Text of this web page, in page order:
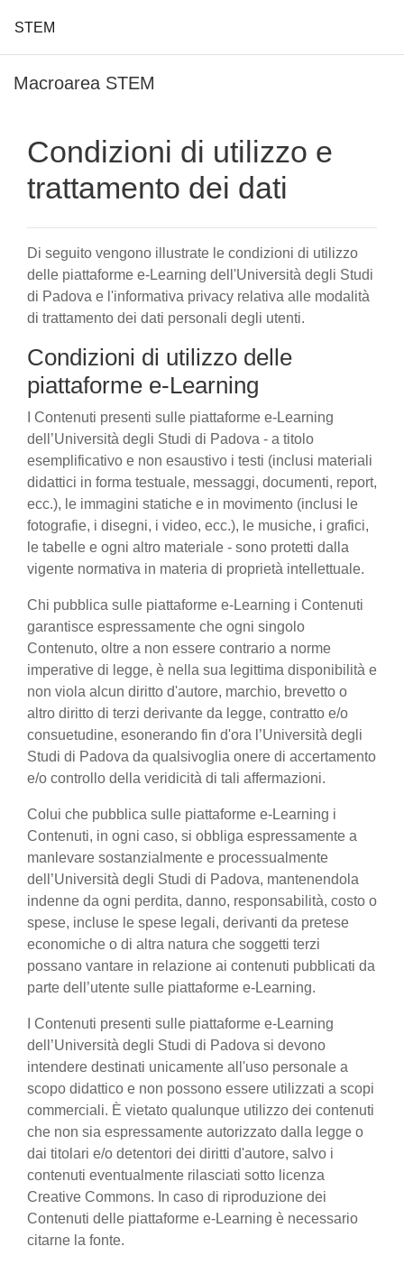
STEM
Macroarea STEM
Condizioni di utilizzo e
trattamento dei dati
Di seguito vengono illustrate le condizioni di utilizzo
delle piattaforme e-Learning dell'Università degli Studi
di Padova e l'informativa privacy relativa alle modalità
di trattamento dei dati personali degli utenti.
Condizioni di utilizzo delle
piattaforme e-Learning
I Contenuti presenti sulle piattaforme e-Learning
dell’Università degli Studi di Padova - a titolo
esemplificativo e non esaustivo i testi (inclusi materiali
didattici in forma testuale, messaggi, documenti, report,
ecc.), le immagini statiche e in movimento (inclusi le
fotografie, i disegni, i video, ecc.), le musiche, i grafici,
le tabelle e ogni altro materiale - sono protetti dalla
vigente normativa in materia di proprietà intellettuale.
Chi pubblica sulle piattaforme e-Learning i Contenuti
garantisce espressamente che ogni singolo
Contenuto, oltre a non essere contrario a norme
imperative di legge, è nella sua legittima disponibilità e
non viola alcun diritto d'autore, marchio, brevetto o
altro diritto di terzi derivante da legge, contratto e/o
consuetudine, esonerando fin d'ora l’Università degli
Studi di Padova da qualsivoglia onere di accertamento
e/o controllo della veridicità di tali affermazioni.
Colui che pubblica sulle piattaforme e-Learning i
Contenuti, in ogni caso, si obbliga espressamente a
manlevare sostanzialmente e processualmente
dell’Università degli Studi di Padova, mantenendola
indenne da ogni perdita, danno, responsabilità, costo o
spese, incluse le spese legali, derivanti da pretese
economiche o di altra natura che soggetti terzi
possano vantare in relazione ai contenuti pubblicati da
parte dell’utente sulle piattaforme e-Learning.
I Contenuti presenti sulle piattaforme e-Learning
dell’Università degli Studi di Padova si devono
intendere destinati unicamente all'uso personale a
scopo didattico e non possono essere utilizzati a scopi
commerciali. È vietato qualunque utilizzo dei contenuti
che non sia espressamente autorizzato dalla legge o
dai titolari e/o detentori dei diritti d'autore, salvo i
contenuti eventualmente rilasciati sotto licenza
Creative Commons. In caso di riproduzione dei
Contenuti delle piattaforme e-Learning è necessario
citarne la fonte.